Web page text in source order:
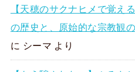
【天穂のサクナヒメで覚え
の歴史と、原始的な宗教観
に シーマ より